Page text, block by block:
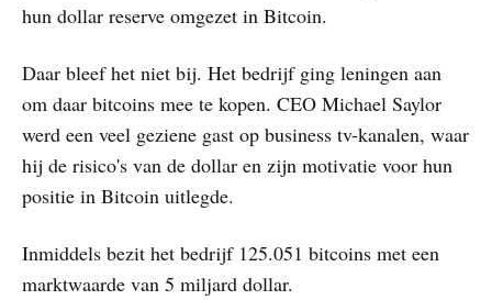
hun dollar reserve omgezet in Bitcoin.
Daar bleef het niet bij. Het bedrijf ging leningen aan
om daar bitcoins mee te kopen. CEO Michael Saylor
werd een veel geziene gast op business tv-kanalen, waar
hij de risico's van de dollar en zijn motivatie voor hun
positie in Bitcoin uitlegde.
Inmiddels bezit het bedrijf 125.051 bitcoins met een
marktwaarde van 5 miljard dollar.